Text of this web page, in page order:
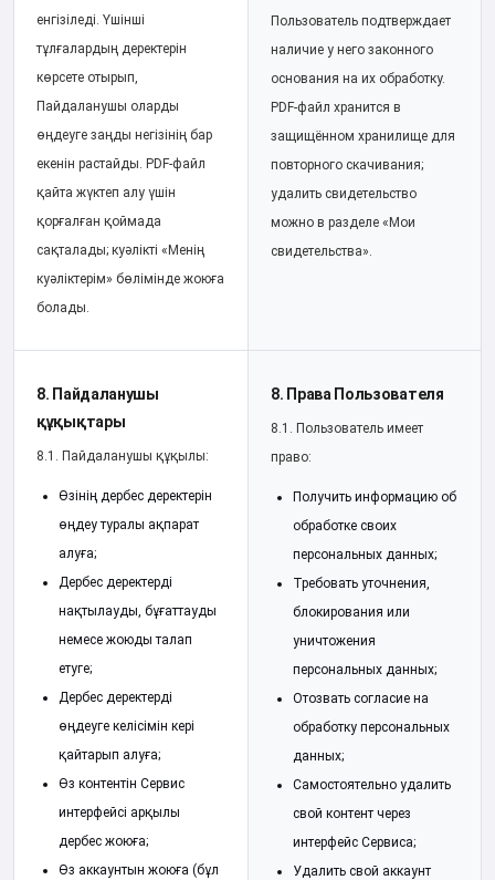
енгізіледі. Үшінші
тұлғалардың деректерін
көрсете отырып,
Пайдаланушы оларды
өңдеуге заңды негізінің бар
екенін растайды. PDF-файл
қайта жүктеп алу үшін
қорғалған қоймада
сақталады; куәлікті «Менің
куәліктерім» бөлімінде жоюға
болады.
Пользователь подтверждает
наличие у него законного
основания на их обработку.
PDF-файл хранится в
защищённом хранилище для
повторного скачивания;
удалить свидетельство
можно в разделе «Мои
свидетельства».
8. Пайдаланушы
құқықтары
8.1. Пайдаланушы құқылы:
Өзінің дербес деректерін
өңдеу туралы ақпарат
алуға;
Дербес деректерді
нақтылауды, бұғаттауды
немесе жоюды талап
етуге;
Дербес деректерді
өңдеуге келісімін кері
қайтарып алуға;
Өз контентін Сервис
интерфейсі арқылы
дербес жоюға;
Өз аккаунтын жоюға (бұл
8. Права Пользователя
8.1. Пользователь имеет
право:
Получить информацию об
обработке своих
персональных данных;
Требовать уточнения,
блокирования или
уничтожения
персональных данных;
Отозвать согласие на
обработку персональных
данных;
Самостоятельно удалить
свой контент через
интерфейс Сервиса;
Удалить свой аккаунт